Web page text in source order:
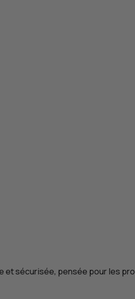
et sécurisée, pensée pour les